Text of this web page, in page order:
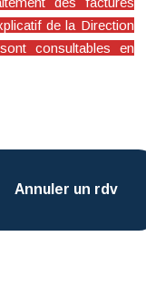
de la Direction
consultables en
Annuler un rdv